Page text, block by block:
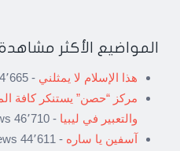
المواضيع الأكثر
هذا الإسلام لا يمثلني - 54٬665 views
مركز “حصن” يستنكر كافة
والتعبير في ليبيا - 46٬710 views
آسفين يا ساره - 44٬611 views